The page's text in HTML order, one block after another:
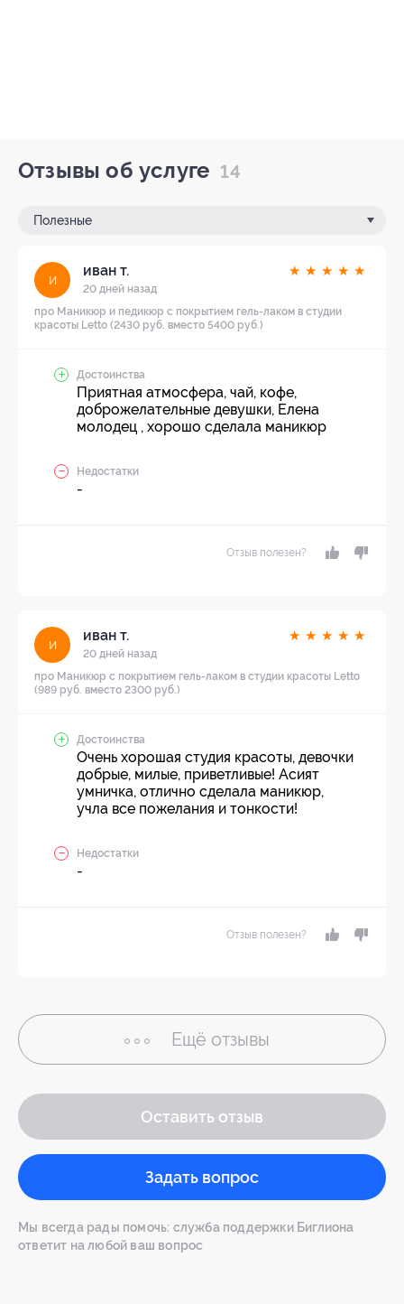
Отзывы об услуге 14
Полезные
и
иван т.
20 дней назад
★ ★ ★ ★ ★
про Маникюр и педикюр с покрытием гель-лаком в студии
красоты Letto (2430 руб. вместо 5400 руб.)
Достоинства
Приятная атмосфера, чай, кофе,
доброжелательные девушки, Елена
молодец , хорошо сделала маникюр
Недостатки
-
Отзыв полезен?
и
иван т.
20 дней назад
★ ★ ★ ★ ★
про Маникюр с покрытием гель-лаком в студии красоты Letto
(989 руб. вместо 2300 руб.)
Достоинства
Очень хорошая студия красоты, девочки
добрые, милые, приветливые! Асият
умничка, отлично сделала маникюр,
учла все пожелания и тонкости!
Недостатки
-
Отзыв полезен?
Ещё отзывы
Оставить отзыв
Задать вопрос
Мы всегда рады помочь: служба поддержки Биглиона
ответит на любой ваш вопрос